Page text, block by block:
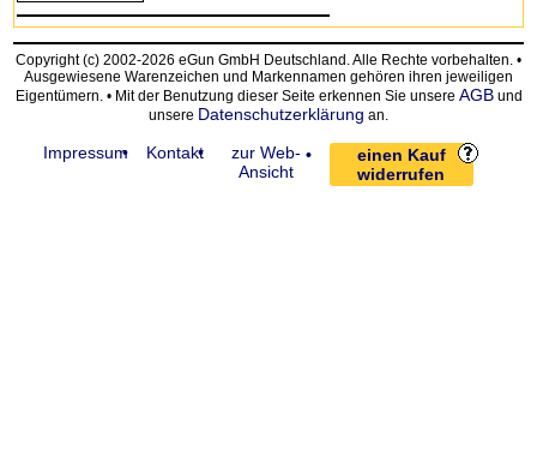
Copyright (c) 2002-2026 eGun GmbH Deutschland. Alle Rechte vorbehalten. •
Ausgewiesene Warenzeichen und Markennamen gehören ihren jeweiligen
Eigentümern. • Mit der Benutzung dieser Seite erkennen Sie unsere AGBund
unsere Datenschutzerklärung an.
Impressum Kontakt
zur Web-
Ansicht
einen Kauf
widerrufen